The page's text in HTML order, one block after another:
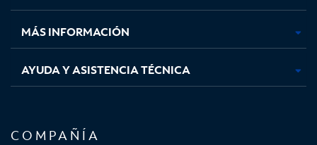
nuevanuevanuevanueva
MÁS INFORMACIÓN
AYUDA Y ASISTENCIA TÉCNICA
COMPAÑÍA